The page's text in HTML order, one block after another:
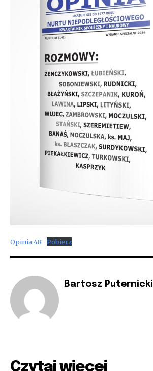
Opinia 48 Pobierz
Bartosz Puternicki
Czytaj więcej